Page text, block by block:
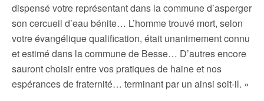
dispensé votre représentant dans la commune d’asperger
son cercueil d’eau bénite… L’homme trouvé mort, selon
votre évangélique qualification, était unanimement connu
et estimé dans la commune de Besse… D’autres encore
sauront choisir entre vos pratiques de haine et nos
espérances de fraternité… terminant par un ainsi soit-il. »